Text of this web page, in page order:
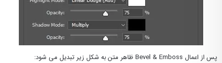
پس از اعمال Bevel & Emboss ظاهر متن به شکل زیر تبدیل می شود: